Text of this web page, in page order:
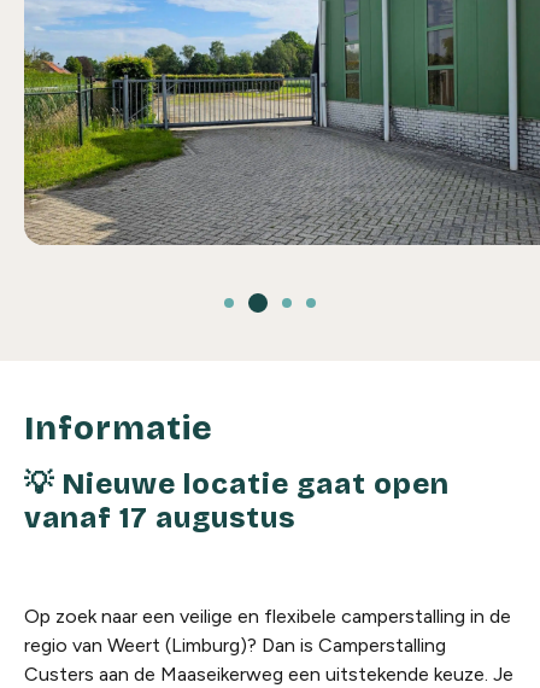
Informatie
💡 Nieuwe locatie gaat open
vanaf 17 augustus
Op zoek naar een veilige en flexibele camperstalling in de
regio van Weert (Limburg)? Dan is Camperstalling
Custers aan de Maaseikerweg een uitstekende keuze. Je